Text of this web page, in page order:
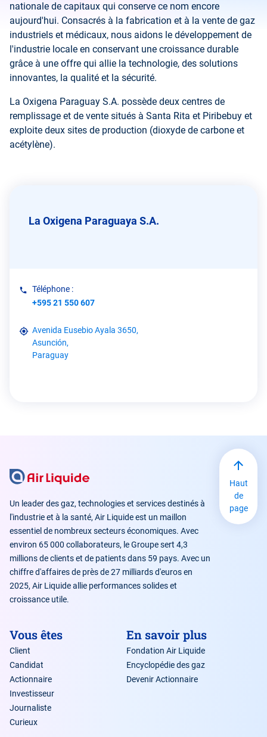
nationale de capitaux qui conserve ce nom encore
aujourd'hui. Consacrés à la fabrication et à la vente de gaz
industriels et médicaux, nous aidons le développement de
l'industrie locale en conservant une croissance durable
grâce à une offre qui allie la technologie, des solutions
innovantes, la qualité et la sécurité.
La Oxigena Paraguay S.A. possède deux centres de
remplissage et de vente situés à Santa Rita et Piribebuy et
exploite deux sites de production (dioxyde de carbone et
acétylène).
La Oxigena Paraguaya S.A.
Téléphone :
+595 21 550 607
Avenida Eusebio Ayala 3650,
Asunción,
Paraguay
Un leader des gaz, technologies et services destinés à
l'industrie et à la santé, Air Liquide est un maillon
essentiel de nombreux secteurs économiques. Avec
environ 65 000 collaborateurs, le Groupe sert 4,3
millions de clients et de patients dans 59 pays. Avec un
chiffre d'affaires de près de 27 milliards d'euros en
2025, Air Liquide allie performances solides et
croissance utile.
Vous êtes
Client
Candidat
Actionnaire
Investisseur
Journaliste
Curieux
En savoir plus
Fondation Air Liquide
Encyclopédie des gaz
Devenir Actionnaire
Haut
de
page